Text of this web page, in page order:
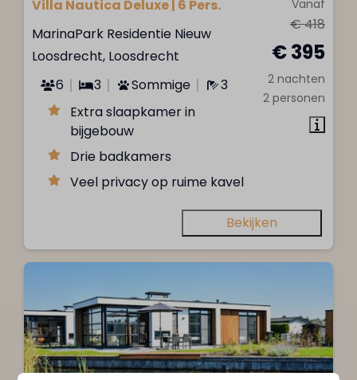
Vanaf
€ 418
€ 395
2 nachten
2 personen
Villa Nautica Deluxe | 6 Pers.
MarinaPark Residentie Nieuw
Loosdrecht, Loosdrecht
6
3 Sommige
3
Extra slaapkamer in
bijgebouw
Drie badkamers
Veel privacy op ruime kavel
Bekijken